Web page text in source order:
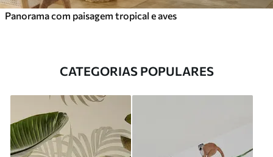
Panorama com paisagem tropical e aves
CATEGORIAS POPULARES